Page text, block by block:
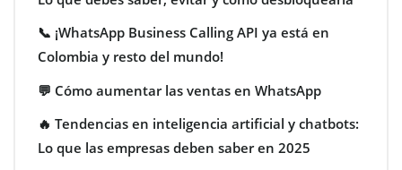
📞 ¡WhatsApp Business Calling API ya está en
Colombia y resto del mundo!
💬 Cómo aumentar las ventas en WhatsApp
🔥 Tendencias en inteligencia artificial y chatbots:
Lo que las empresas deben saber en 2025